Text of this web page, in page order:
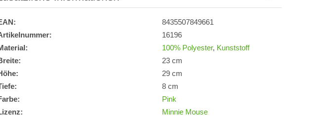
8435507849661
16196
100% Polyester, Kunststoff
23 cm
29 cm
8 cm
Pink
Minnie Mouse